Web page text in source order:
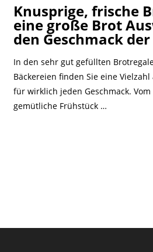
Knusprige, frische
eine große Brot
den Geschmack
In den sehr gut gefüllten
Bäckereien finden Sie eine
für wirklich jeden Geschmack.
gemütliche Frühstück …